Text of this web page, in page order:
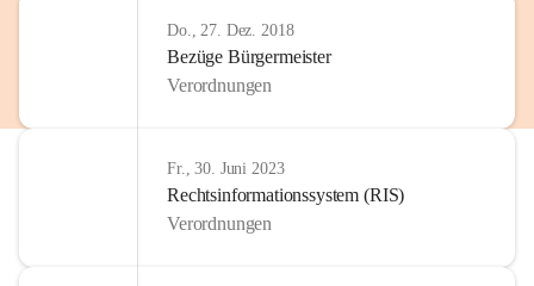
Do., 27. Dez. 2018
Bezüge Bürgermeister
Verordnungen
Fr., 30. Juni 2023
Rechtsinformationssystem (RIS)
Verordnungen